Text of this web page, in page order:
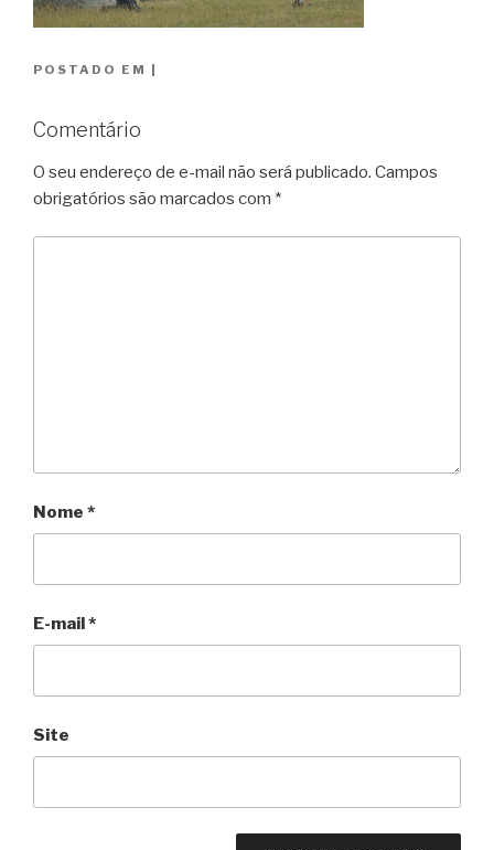
POSTADO EM
Comentário
O seu endereço de e-mail não será publicado. Campos
obrigatórios são marcados com *
Nome *
E-mail*
Site